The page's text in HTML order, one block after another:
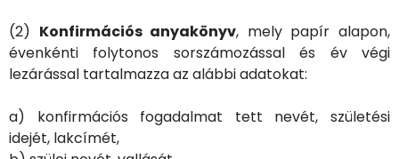
(2) Konfirmációs anyakönyv, mely papír alapon,
évenkénti folytonos sorszámozással és év végi
lezárással tartalmazza az alábbi adatokat:
a) konfirmációs fogadalmat tett nevét, születési
idejét, lakcímét,